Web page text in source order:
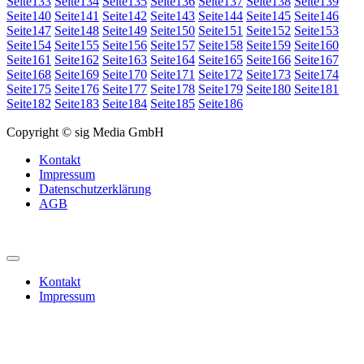
Seite140 Seite141 Seite142 Seite143 Seite144 Seite145 Seite146
Seite147 Seite148 Seite149 Seite150 Seite151 Seite152 Seite153
Seite154 Seite155 Seite156 Seite157 Seite158 Seite159 Seite160
Seite161 Seite162 Seite163 Seite164 Seite165 Seite166 Seite167
Seite168 Seite169 Seite170 Seite171 Seite172 Seite173 Seite174
Seite175 Seite176 Seite177 Seite178 Seite179 Seite180 Seite181
Seite182 Seite183 Seite184 Seite185 Seite186
Copyright © sig Media GmbH
Kontakt
Impressum
Datenschutzerklärung
AGB
Kontakt
Impressum